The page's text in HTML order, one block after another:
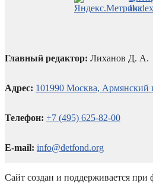
Главный редактор: Лиханов Д. А.
Адрес: 101990 Москва, Армянский
Телефон: +7 (495) 625-82-00
E-mail: info@detfond.org
Сайт создан и поддерживается